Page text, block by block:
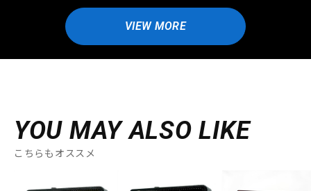
VIEW MORE
YOU MAY ALSO LIKE
こちらもオススメ